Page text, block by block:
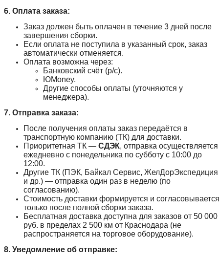
6. Оплата заказа:
Заказ должен быть оплачен в течение 3 дней после
завершения сборки.
Если оплата не поступила в указанный срок, заказ
автоматически отменяется.
Оплата возможна через:
Банковский счёт (р/с).
ЮMoney.
Другие способы оплаты (уточняются у
менеджера).
7. Отправка заказа:
После получения оплаты заказ передаётся в
транспортную компанию (ТК) для доставки.
Приоритетная ТК — СДЭК, отправка осуществляется
ежедневно с понедельника по субботу с 10:00 до
12:00.
Другие ТК (ПЭК, Байкал Сервис, ЖелДорЭкспедиция
и др.) — отправка один раз в неделю (по
согласованию).
Стоимость доставки формируется и согласовывается
только после полной сборки заказа.
Бесплатная доставка доступна для заказов от 50 000
руб. в пределах 2 500 км от Краснодара (не
распространяется на торговое оборудование).
8. Уведомление об отправке: